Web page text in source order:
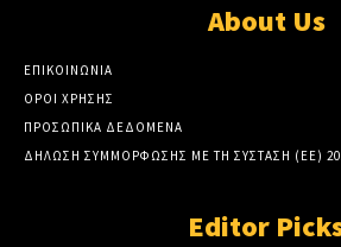
About Us
ΕΠΙΚΟΙΝΩΝΙΑ
ΟΡΟΙ ΧΡΗΣΗΣ
ΠΡΟΣΩΠΙΚΑ ΔΕΔΟΜΕΝΑ
ΔΗΛΩΣΗ ΣΥΜΜΟΡΦΩΣΗΣ ΜΕ ΤΗ ΣΥΣΤΑΣΗ (ΕΕ)
Editor